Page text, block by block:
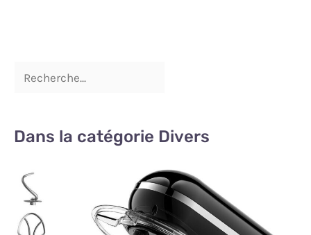
Dans la catégorie Divers